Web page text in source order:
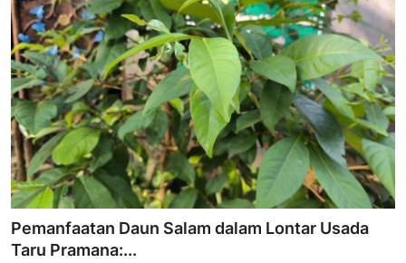
Pemanfaatan Daun Salam dalam Lontar Usada
Taru Pramana:...